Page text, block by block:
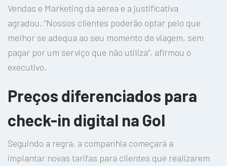
Vendas e Marketing da aérea e a justificativa
agradou. “Nossos clientes poderão optar pelo que
melhor se adequa ao seu momento de viagem, sem
pagar por um serviço que não utiliza”, afirmou o
executivo.
Preços diferenciados para
check-in digital na Gol
Seguindo a regra, a companhia começará a
implantar novas tarifas para clientes que realizarem